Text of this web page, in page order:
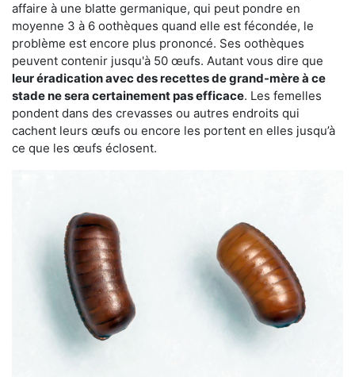
affaire à une blatte germanique, qui peut pondre en
moyenne 3 à 6 oothèques quand elle est fécondée, le
problème est encore plus prononcé. Ses oothèques
peuvent contenir jusqu'à 50 œufs. Autant vous dire que
leur éradication avec des recettes de grand-mère à ce
stade ne sera certainement pas efficace. Les femelles
pondent dans des crevasses ou autres endroits qui
cachent leurs œufs ou encore les portent en elles jusqu’à
ce que les œufs éclosent.